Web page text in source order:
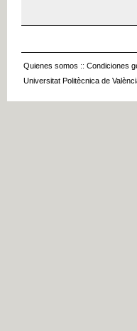
Quienes somos :: Condiciones
Universitat Politècnica de